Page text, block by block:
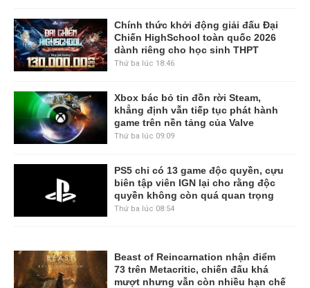
Chính thức khởi động giải đấu Đại
Chiến HighSchool toàn quốc 2026
dành riêng cho học sinh THPT
Thứ ba lúc 18:46
Xbox bác bỏ tin đồn rời Steam,
khẳng định vẫn tiếp tục phát hành
game trên nền tảng của Valve
Thứ ba lúc 09:09
PS5 chỉ có 13 game độc quyền, cựu
biên tập viên IGN lại cho rằng độc
quyền không còn quá quan trọng
Thứ ba lúc 08:54
Beast of Reincarnation nhận điểm
73 trên Metacritic, chiến đấu khá
mượt nhưng vẫn còn nhiều hạn chế